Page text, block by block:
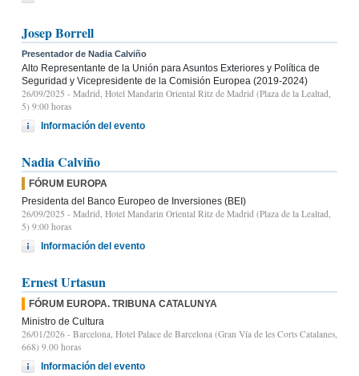
Josep Borrell
Presentador de Nadia Calviño
Alto Representante de la Unión para Asuntos Exteriores y Política de
Seguridad y Vicepresidente de la Comisión Europea (2019-2024)
26/09/2025 - Madrid, Hotel Mandarin Oriental Ritz de Madrid (Plaza de la Lealtad,
5) 9:00 horas
Información del evento
Nadia Calviño
FÓRUM EUROPA
Presidenta del Banco Europeo de Inversiones (BEI)
26/09/2025 - Madrid, Hotel Mandarin Oriental Ritz de Madrid (Plaza de la Lealtad,
5) 9:00 horas
Información del evento
Ernest Urtasun
FÓRUM EUROPA. TRIBUNA CATALUNYA
Ministro de Cultura
26/01/2026 - Barcelona, Hotel Palace de Barcelona (Gran Vía de les Corts Catalanes,
668) 9.00 horas
Información del evento